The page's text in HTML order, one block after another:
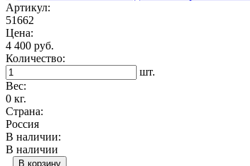
Артикул:
51662
Цена:
4 400 руб.
Количество:
шт.
Вес:
0 кг.
Страна:
Россия
В наличии:
В наличии
В корзину